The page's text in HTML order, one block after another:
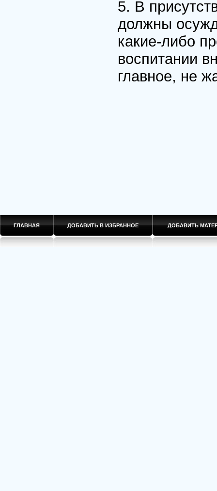
5. В
должны
какие-либо
воспитании
главное, не
ГЛАВНАЯ ДОБАВИТЬ В ИЗБРАННОЕ ДОБАВИТЬ